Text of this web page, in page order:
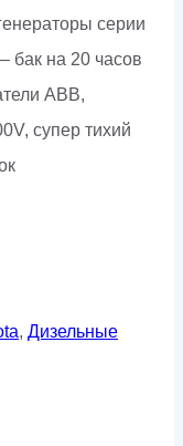
серии
бак на 20 часов
ABB,
супер тихий
, Дизельные